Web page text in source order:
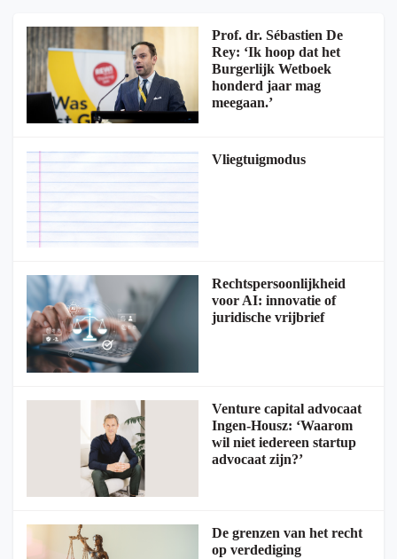
Prof. dr. Sébastien De
Rey: ‘Ik hoop dat het
Burgerlijk Wetboek
honderd jaar mag
meegaan.’
Vliegtuigmodus
Rechtspersoonlijkheid
voor AI: innovatie of
juridische vrijbrief
Venture capital advocaat
Ingen-Housz: ‘Waarom
wil niet iedereen startup
advocaat zijn?’
De grenzen van het recht
op verdediging